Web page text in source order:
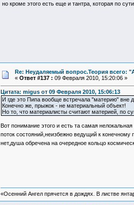
но кроме этого есть еще и тантра, которая по
Re: Неудаляемый вопрос.Теория всего:
« Ответ #137 : 09 Февраля 2010, 15:20:06 »
Цитата: migus от 09 Февраля 2010, 15:06:13
И где это Пипа вообще встречала "материю" вне
Конечно же, прыжок - не материальный объект!
Но то, что материалисты считают материей, по
Вот понимание этого и есть та самая
поток состояний,неизбежно ведущий к конечному
нет,душа обречена на очередное кольцо
«Осенний Ангел прячется в дождях. В листве